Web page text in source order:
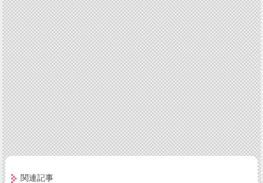
関連記事